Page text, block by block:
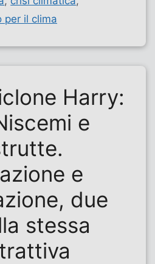
per il clima
Harry:
e
e
due
stessa